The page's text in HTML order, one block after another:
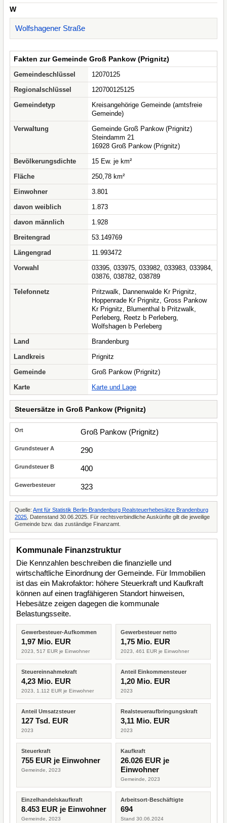
W
Wolfshagener Straße
Fakten zur Gemeinde Groß Pankow (Prignitz)
Gemeindeschlüssel
12070125
Regionalschlüssel
120700125125
Gemeindetyp
Kreisangehörige Gemeinde (amtsfreie
Gemeinde)
Verwaltung
Gemeinde Groß Pankow (Prignitz)
Steindamm 21
16928 Groß Pankow (Prignitz)
Bevölkerungsdichte
15 Ew. je km²
Fläche
250,78 km²
Einwohner
3.801
davon weiblich
1.873
davon männlich
1.928
Breitengrad
53.149769
Längengrad
11.993472
Vorwahl
03395, 033975, 033982, 033983, 033984,
03876, 038782, 038789
Telefonnetz
Pritzwalk, Dannenwalde Kr Prignitz,
Hoppenrade Kr Prignitz, Gross Pankow
Kr Prignitz, Blumenthal b Pritzwalk,
Perleberg, Reetz b Perleberg,
Wolfshagen b Perleberg
Land
Brandenburg
Landkreis
Prignitz
Gemeinde
Groß Pankow (Prignitz)
Karte
Karte und Lage
Steuersätze in Groß Pankow (Prignitz)
Groß Pankow (Prignitz)
290
400
323
Quelle: Amt für Statistik Berlin-Brandenburg Realsteuerhebesätze Brandenburg
2025 , Datenstand 30.06.2025. Für rechtsverbindliche Auskünfte gilt die jeweilige
Gemeinde bzw. das zuständige Finanzamt.
Kommunale Finanzstruktur
Die Kennzahlen beschreiben die finanzielle und
wirtschaftliche Einordnung der Gemeinde. Für Immobilien
ist das ein Makrofaktor: höhere Steuerkraft und Kaufkraft
können auf einen tragfähigeren Standort hinweisen,
Hebesätze zeigen dagegen die kommunale
Belastungsseite.
Gewerbesteuer-Aufkommen
1,97 Mio. EUR
2023, 517 EUR je Einwohner
Gewerbesteuer netto
1,75 Mio. EUR
2023, 461 EUR je Einwohner
Steuereinnahmekraft
4,23 Mio. EUR
2023, 1.112 EUR je Einwohner
Anteil Einkommensteuer
1,20 Mio. EUR
2023
Anteil Umsatzsteuer
127 Tsd. EUR
2023
Realsteueraufbringungskraft
3,11 Mio. EUR
2023
Steuerkraft
755 EUR je Einwohner
Gemeinde, 2023
Kaufkraft
26.026 EUR je
Einwohner
Gemeinde, 2023
Einzelhandelskaufkraft
8.453 EUR je Einwohner
Gemeinde, 2023
Arbeitsort-Beschäftigte
694
Stand 30.06.2024